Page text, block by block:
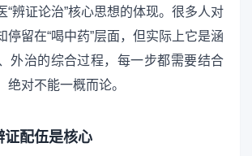
“辨证论治”核心思想的体现。很多人对
停留在“喝中药”层面，但实际上它是涵
外治的综合过程，每一步都需要结合
绝对不能一概而论。
证配伍是核心